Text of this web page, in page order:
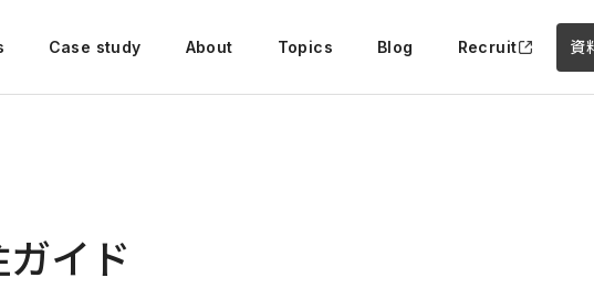
Case study About Topics Blog Recruit 資
イド